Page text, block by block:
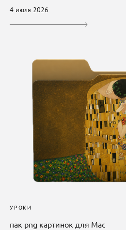
4 июля 2026
УРОКИ
пак png картинок для Mac